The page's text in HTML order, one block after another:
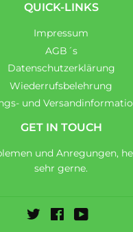
QUICK-LINKS
Impressum
AGB´s
Datenschutzerklärung
Wiederrufsbelehrung
und
GET IN TOUCH
und Anregungen,
sehr gerne.
TwitterFacebook